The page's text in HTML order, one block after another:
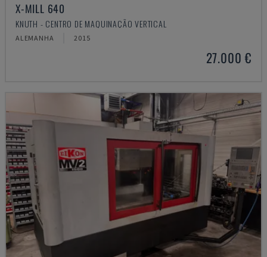
X-MILL 640
KNUTH - CENTRO DE MAQUINAÇÃO VERTICAL
ALEMANHA 2015
27.000 €